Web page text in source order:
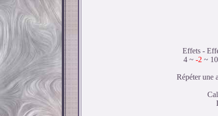
Effets -
4 ~ -2 ~
Répéter une